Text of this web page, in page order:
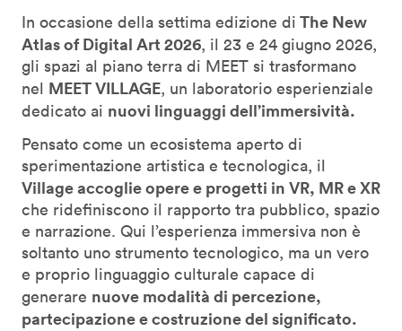
In occasione della settima edizione di The New
Atlas of Digital Art 2026, il 23 e 24 giugno 2026,
gli spazi al piano terra di MEET si trasformano
nel MEET VILLAGE, un laboratorio esperienziale
dedicato ai nuovi linguaggi dell’immersività.
Pensato come un ecosistema aperto di
sperimentazione artistica e tecnologica, il
Village accoglie opere e progetti in VR, MR e XR
che ridefiniscono il rapporto tra pubblico, spazio
e narrazione. Qui l’esperienza immersiva non è
soltanto uno strumento tecnologico, ma un vero
e proprio linguaggio culturale capace di
generare nuove modalità di percezione,
partecipazione e costruzione del significato.